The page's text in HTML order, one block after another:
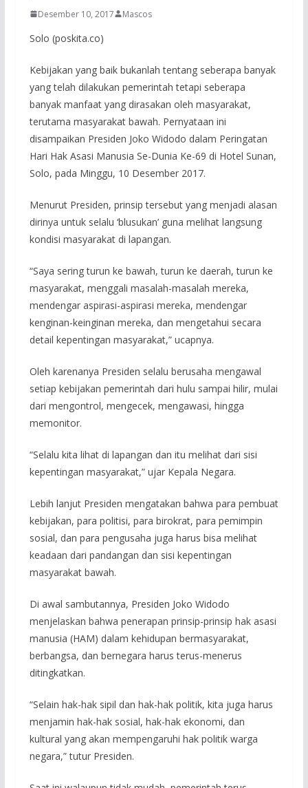
Desember 10, 2017 Mascos
Solo (poskita.co)
Kebijakan yang baik bukanlah tentang seberapa banyak
yang telah dilakukan pemerintah tetapi seberapa
banyak manfaat yang dirasakan oleh masyarakat,
terutama masyarakat bawah. Pernyataan ini
disampaikan Presiden Joko Widodo dalam Peringatan
Hari Hak Asasi Manusia Se-Dunia Ke-69 di Hotel Sunan,
Solo, pada Minggu, 10 Desember 2017.
Menurut Presiden, prinsip tersebut yang menjadi alasan
dirinya untuk selalu ‘blusukan’ guna melihat langsung
kondisi masyarakat di lapangan.
“Saya sering turun ke bawah, turun ke daerah, turun ke
masyarakat, menggali masalah-masalah mereka,
mendengar aspirasi-aspirasi mereka, mendengar
kenginan-keinginan mereka, dan mengetahui secara
detail kepentingan masyarakat,” ucapnya.
Oleh karenanya Presiden selalu berusaha mengawal
setiap kebijakan pemerintah dari hulu sampai hilir, mulai
dari mengontrol, mengecek, mengawasi, hingga
memonitor.
“Selalu kita lihat di lapangan dan itu melihat dari sisi
kepentingan masyarakat,” ujar Kepala Negara.
Lebih lanjut Presiden mengatakan bahwa para pembuat
kebijakan, para politisi, para birokrat, para pemimpin
sosial, dan para pengusaha juga harus bisa melihat
keadaan dari pandangan dan sisi kepentingan
masyarakat bawah.
Di awal sambutannya, Presiden Joko Widodo
menjelaskan bahwa penerapan prinsip-prinsip hak asasi
manusia (HAM) dalam kehidupan bermasyarakat,
berbangsa, dan bernegara harus terus-menerus
ditingkatkan.
“Selain hak-hak sipil dan hak-hak politik, kita juga harus
menjamin hak-hak sosial, hak-hak ekonomi, dan
kultural yang akan mempengaruhi hak politik warga
negara,” tutur Presiden.